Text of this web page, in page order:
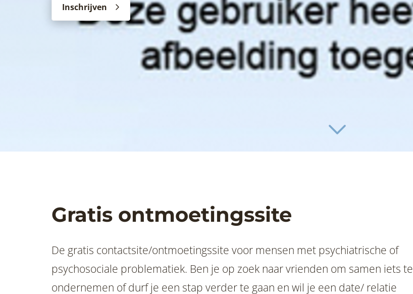
Inschrijven
Gratis ontmoetingssite
De gratis contactsite/ontmoetingssite voor mensen met psychiatrische of
psychosociale problematiek. Ben je op zoek naar vrienden om samen iets te
ondernemen of durf je een stap verder te gaan en wil je een date/ relatie